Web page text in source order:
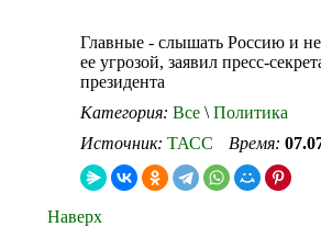
Главные - слышать Россию и не
ее угрозой, заявил пресс-
президента
Категория: Все \ Политика
Источник: ТАСС Время:
Наверх